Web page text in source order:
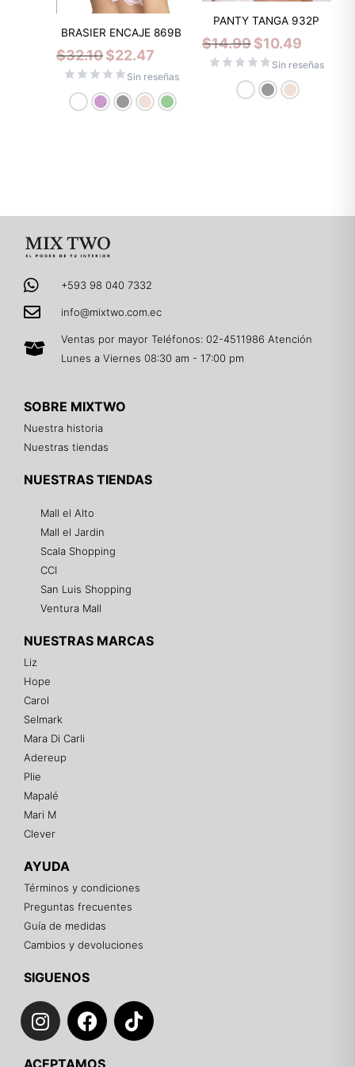
BRASIER ENCAJE 869B
$32.10$22.47
Sin reseñas
PANTY TANGA 932P
$14.99 $10.49
Sin reseñas
+593 98 040 7332
info@mixtwo.com.ec
Ventas por mayor Teléfonos: 02-4511986 Atención
Lunes a Viernes 08:30 am - 17:00 pm
SOBRE MIXTWO
Nuestra historia
Nuestras tiendas
NUESTRAS TIENDAS
Mall el Alto
Mall el Jardin
Scala Shopping
CCI
San Luis Shopping
Ventura Mall
NUESTRAS MARCAS
Liz
Hope
Carol
Selmark
Mara Di Carli
Adereup
Plie
Mapalé
Mari M
Clever
AYUDA
Términos y condiciones
Preguntas frecuentes
Guía de medidas
Cambios y devoluciones
SIGUENOS
I
n
F
a
T
i
¡Hola! 👋
Gracias por visitarnos. Te asesoramos
personalmente con tu compra: tallas, envíos y
pagos.
Recuerda: 10% de descuento en tu primera compra
Contáctanos por el canal que prefieras 💕
WhatsApp
Instagram
Teléfono
Email